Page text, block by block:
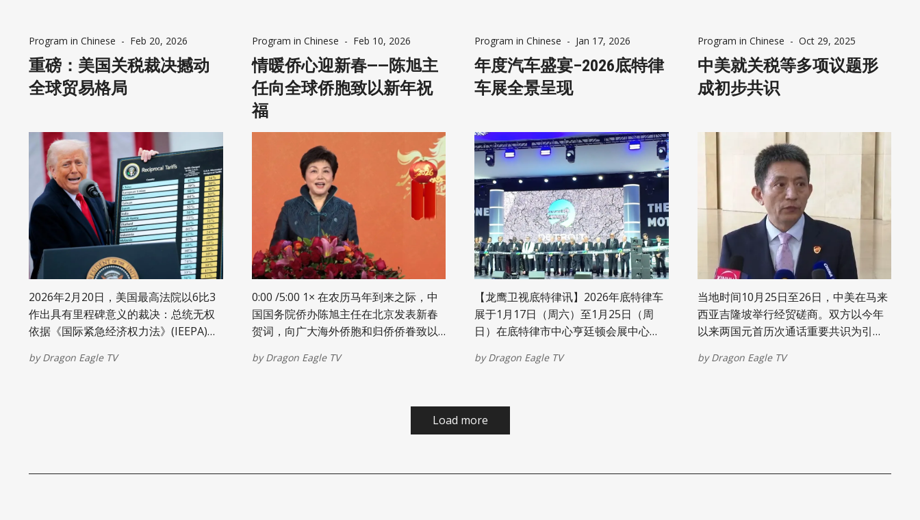
力工作，试图改变密西根州那种充满恶
意的党派政治……我们深知，走独立参选
这条路将充满挑战。尽管面临重重困
难，但人们对真正变革的热情推动着这
多。然而到了四月，全国的整体氛围突
然发生了剧烈转变。”杜根接着写
道：“随着特朗普政府在伊朗问题上的军
事行动持续拖延，加上汽油价格飙升至
每加仑5美元以上，民主党人（以及许多
独立选民）因愤怒而空前团结。5月5
日，萨吉诺（Saginaw）选区的民主党
州参议员候选人赢得了60%的选票，而
共和党人此前曾认为该席位的竞争将会
因素是筹款方面面临的挑战。杜根写
道：“……如今的州长竞选活动，其资金
绝大部分都来自于根深蒂固的全国性党
派资金网络。正因如此，我此前奔波于
Organization）现建议其成员，不要与
联邦当局进行交谈。并敦促其成员在受
到执法部门询问时保持沉默，并提醒他
们有权要求律师在场以及有权拒绝自证
声明，并表示与国际学者站在一起。这
一警告发布之际，正值中国学者面临日
益严格的审查，且近期发生了多起涉及
密西根大学相关研究人员的联邦案件。
据密西根大学警察局副局长兼公共信息
官梅丽莎·奥弗顿（Melissa Overton）
在4月1日的一封电子邮件中透露，3月
19日，一名助理研究科学家在位于安娜
堡（Ann Arbor）海沃德街2350号的密
Brown Building）中庭内，从三楼跳下
并坠落至二楼。 该研究员随后被宣告身
亡。奥弗顿写道，警方最初于3月19日晚
11点左右接到报案。目前正将此
犹太教堂并开枪的嫌疑人。 Drop Site
News记者瑞安·格里姆率先在X平台披
露，加扎莱是持步枪实施袭击的凶手，
已在事件中被击毙。 事件发生在密西根
（Temple Israel in West
Bloomfield），该地距离底特律西北方
向约27英里。 奥克兰郡警长迈克尔·布查
德（Michael Bouchard）向记者透露，
闯入建筑” 并沿走廊行驶，随后与犹太教
堂安保人员发生枪战。当局称嫌疑人的
车辆在事件中起火。 布查德警长表示，
一名被嫌疑人车辆撞伤的安保人员已被
送医救治，伤势据信不危及生命。 当地
堂屋顶似乎有烟雾升腾。该教堂拥有约
12,000名成员，并设有现场幼儿教育中
心。 所有儿童和工作人员均未受伤。
“没有任何孩子或工作人员
Program in Chinese - Feb 20, 2026
重磅：美国关税裁决撼动
全球贸易格局
2026年2月20日，美国最高法院以6比3
作出具有里程碑意义的裁决：总统无权
依据《国际紧急经济权力法》(IEEPA)单
了特朗普政府贸易政策的法律基础，也
byDragon Eagle TV
Program in Chinese - Feb 10, 2026
情暖侨心迎新春——陈旭主
任向全球侨胞致以新年祝
福
0:00 /5:00 1× 在农历马年到来之际，中
国国务院侨办陈旭主任在北京发表新春
贺词，向广大海外侨胞和归侨侨眷致以
byDragon Eagle TV
Program in Chinese - Jan 17, 2026
年度汽车盛宴–2026底特律
车展全景呈现
【龙鹰卫视底特律讯】2026年底特律车
展于1月17日（周六）至1月25日（周
日）在底特律市中心亨廷顿会展中心
卫视（Dragon Eagle TV）受邀出席了
容。从沉浸式试乘试驾到前瞻概念车，
再到令人惊喜的跨界展示，2026 年车展
byDragon Eagle TV
Program in Chinese - Oct 29, 2025
中美就关税等多项议题形
成初步共识
当地时间10月25日至26日，中美在马来
西亚吉隆坡举行经贸磋商。双方以今年
以来两国元首历次通话重要共识为引
施、延长对等关税暂停期、芬太尼关税
byDragon Eagle TV
Load more